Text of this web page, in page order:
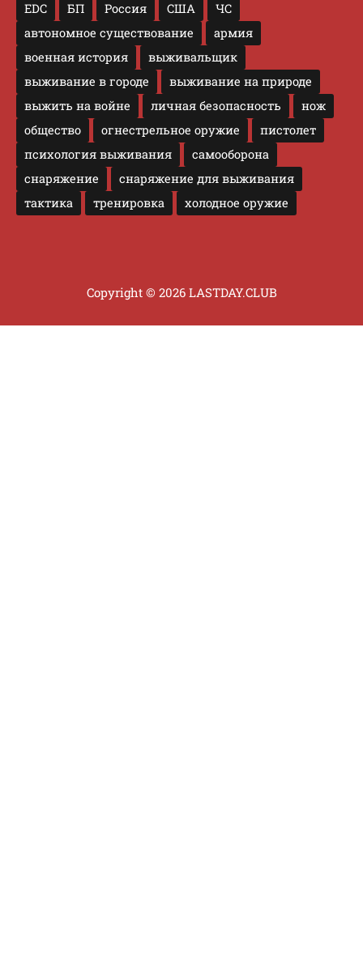
EDC БП Россия США
ЧС
автономное существование
армия
военная история
выживальщик
выживание в городе
выживание на природе
выжить на войне
личная безопасность
нож
общество
огнестрельное оружие
пистолет
психология выживания
самооборона
снаряжение
снаряжение для выживания
тактика
тренировка холодное оружие
Copyright © 2026 LASTDAY.CLUB